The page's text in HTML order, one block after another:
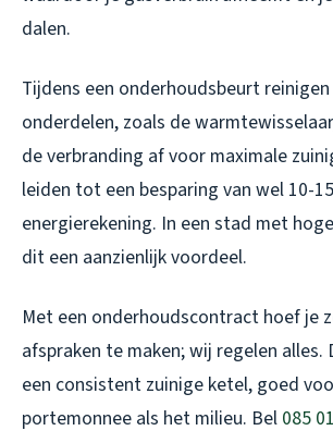
dalen.
Tijdens een onderhoudsbeurt
onderdelen, zoals de
de verbranding af voor maximale
leiden tot een besparing van wel 10-
energierekening. In een stad met
dit een aanzienlijk voordeel.
Met een onderhoudscontract hoef je
afspraken te maken; wij regelen
een consistent zuinige ketel, goed
portemonnee als het milieu. Bel 085